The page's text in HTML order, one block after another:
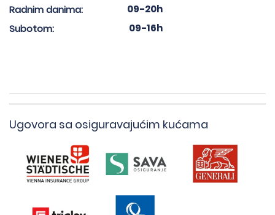
Radnim danima:
09-20h
Subotom:
09-16h
Ugovora sa osiguravajućim kućama